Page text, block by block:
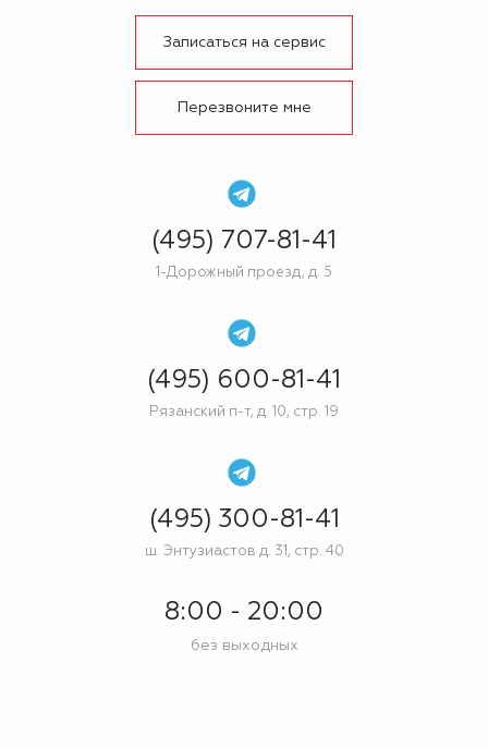
Записаться на сервис
Перезвоните мне
(495) 707-81-41
1-Дорожный проезд, д. 5
(495) 600-81-41
Рязанский п-т, д. 10, стр. 19
(495) 300-81-41
ш. Энтузиастов д. 31, стр. 40
8:00 - 20:00
без выходных